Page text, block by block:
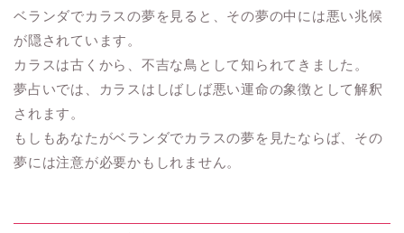
ベランダでカラスの夢を見ると、その夢の中には悪い兆候
が隠されています。
カラスは古くから、不吉な鳥として知られてきました。
夢占いでは、カラスはしばしば悪い運命の象徴として解釈
されます。
もしもあなたがベランダでカラスの夢を見たならば、その
夢には注意が必要かもしれません。